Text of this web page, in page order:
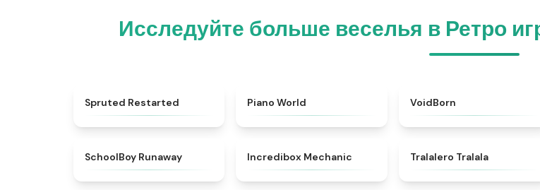
Исследуйте больше веселья в Ретро
Spruted Restarted Piano World VoidBorn
SchoolBoy Runaway Incredibox Mechanic Tralalero Tralala